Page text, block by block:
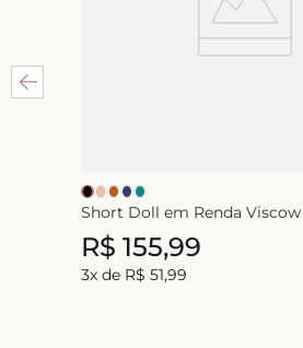
Short Doll em Renda Viscow
R$ 155,99
3x de R$ 51,99